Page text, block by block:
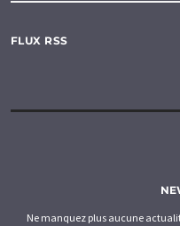
FLUX RSS
Ne manquez plus aucune